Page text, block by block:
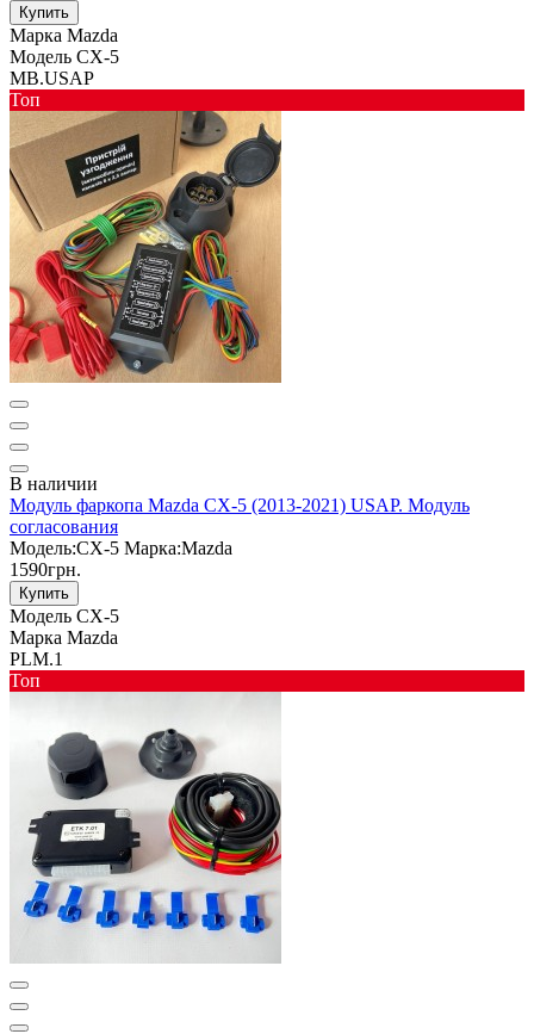
Купить
Марка Mazda
Модель CX-5
MB.USAP
Toп
В наличии
Модуль фаркопа Mazda CX-5 (2013-2021) USAP. Модуль
согласования
Мoдель:CX-5 Марка:Mazda
1590грн.
Купить
Мoдель CX-5
Марка Mazda
PLM.1
Toп